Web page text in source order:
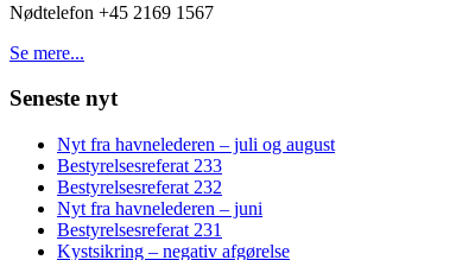
Nødtelefon +45 2169 1567
Se mere...
Seneste nyt
Nyt fra havnelederen – juli og august
Bestyrelsesreferat 233
Bestyrelsesreferat 232
Nyt fra havnelederen – juni
Bestyrelsesreferat 231
Kystsikring – negativ afgørelse